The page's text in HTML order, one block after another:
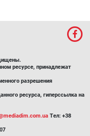
ресурсе, принадлежат
разрешения
ресурса, гиперссылка на
Тел: +38